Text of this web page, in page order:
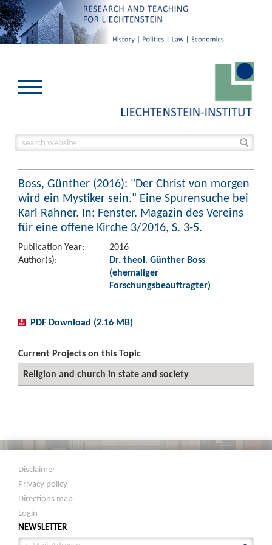
Boss, Günther (2016): "Der Christ von morgen
wird ein Mystiker sein." Eine Spurensuche bei
Karl Rahner. In: Fenster. Magazin des Vereins
für eine offene Kirche 3/2016, S. 3-5.
Publication Year:
2016
Author(s):
Dr. theol. Günther Boss
(ehemaliger
Forschungsbeauftragter)
PDF Download (2.16 MB)
Current Projects on this Topic
Religion and church in state and society
Disclaimer
Privacy policy
Directions map
Login
NEWSLETTER